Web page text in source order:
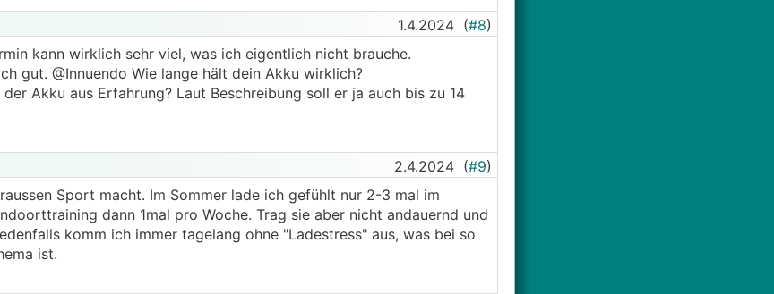
1.4.2024 (#8)
kann wirklich sehr viel, was ich eigentlich nicht brauche.
gut. @Innuendo Wie lange hält dein Akku wirklich?
Akku aus Erfahrung? Laut Beschreibung soll er ja auch bis zu 14
2.4.2024 (#9)
Sport macht. Im Sommer lade ich gefühlt nur 2-3 mal im
dann 1mal pro Woche. Trag sie aber nicht andauernd und
komm ich immer tagelang ohne "Ladestress" aus, was bei so
ist.